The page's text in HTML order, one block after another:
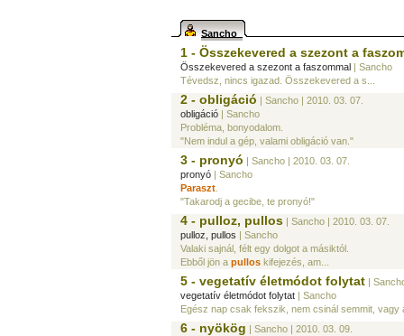
Sancho
1 - Összekevered a szezont a
Összekevered a szezont a faszommal | Sancho
Tévedsz, nincs igazad. Összekevered a s...
2 - obligáció | Sancho | 2010. 03. 07.
obligáció | Sancho
Probléma, bonyodalom.
"Nem indul a gép, valami obligáció van."
3 - pronyó | Sancho | 2010. 03. 07.
pronyó | Sancho
Paraszt
"Takarodj a gecibe, te pronyó!"
4 - pulloz, pullos | Sancho | 2010. 03. 07.
pulloz, pullos | Sancho
Valaki sajnál, félt egy dolgot a másiktól.
Ebből jön a pullos kifejezés, am...
5 - vegetatív életmódot folytat |
vegetatív életmódot folytat | Sancho
Egész nap csak fekszik, nem csinál semmit, vagy
6 - nyökög | Sancho | 2010. 03. 09.